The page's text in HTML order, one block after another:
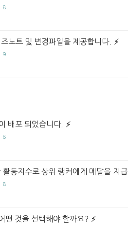
8
노트 및 변경파일을 제공합니다.
9
배포 되었습니다.
8
활동지수로 상위 랭커에게 메달을 지
8
떤 것을 선택해야 할까요?